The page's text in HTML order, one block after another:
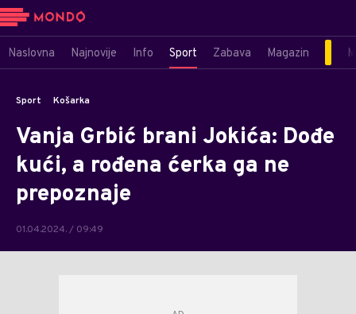
Naslovna Najnovije Info Sport Zabava Magazin
Sport Košarka
Vanja Grbić brani Jokića: Dođe
kući, a rođena ćerka ga ne
prepoznaje
01.04.2024. / 09:49